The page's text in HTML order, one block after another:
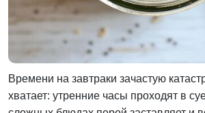
Времени на завтраки зачастую
хватает: утренние часы проходят в